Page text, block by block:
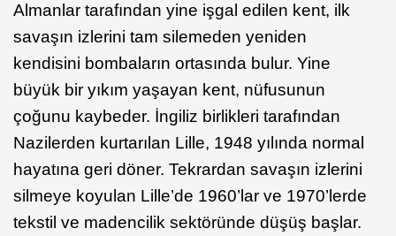
Almanlar tarafından yine işgal edilen kent, ilk
savaşın izlerini tam silemeden yeniden
kendisini bombaların ortasında bulur. Yine
büyük bir yıkım yaşayan kent, nüfusunun
çoğunu kaybeder. İngiliz birlikleri tarafından
Nazilerden kurtarılan Lille, 1948 yılında normal
hayatına geri döner. Tekrardan savaşın izlerini
silmeye koyulan Lille’de 1960’lar ve 1970’lerde
tekstil ve madencilik sektöründe düşüş başlar.